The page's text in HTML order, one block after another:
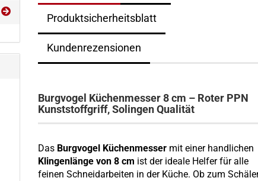
Produktsicherheitsblatt
Kundenrezensionen
Burgvogel Küchenmesser 8 cm – Roter PPN
Kunststoffgriff, Solingen Qualität
Das Burgvogel Küchenmesser mit einer handlichen
Klingenlänge von 8 cm ist der ideale Helfer für alle
feinen Schneidarbeiten in der Küche. Ob zum